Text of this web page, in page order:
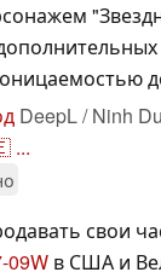
DeepL / Ninh
...
свои
09W в США и